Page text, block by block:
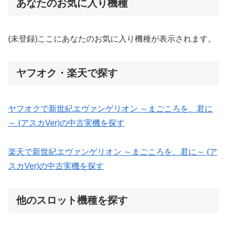
あなたのお気に入り機種
(未登録)ここにあなたのお気に入り機種が表示されます。
ヤフオク・楽天で探す
ヤフオクで新世紀エヴァンゲリオン ～まごころを、君に
～ (アスカVer)の中古実機を探す
楽天で新世紀エヴァンゲリオン ～まごころを、君に～ (ア
スカVer)の中古実機を探す
他のスロット機種を探す